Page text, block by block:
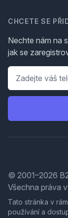
CHCETE SE
Nechte nám na
jak se
Telefon
© 2001–2026
Všechna práva
Tato stránka v
používání a